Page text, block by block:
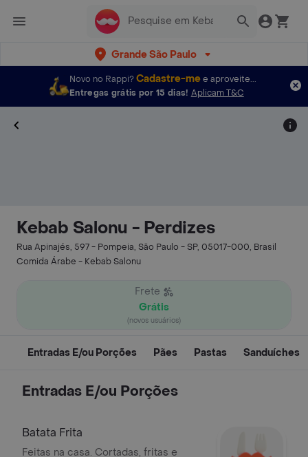
Grande São Paulo
Novo no Rappi? Cadastre-mee aproveite...
Entregas grátis por 15 dias! Aplicam T&C
Kebab Salonu - Perdizes
Rua Apinajés, 597 - Pompeia, São Paulo - SP, 05017-000, Brasil
Comida Árabe - Kebab Salonu
Frete
Grátis
(novos usuários)
Entradas E/ou Porções Pães Pastas Sanduíches
Entradas E/ou Porções
Batata Frita
Feitas na casa. Cortadas, fritas e